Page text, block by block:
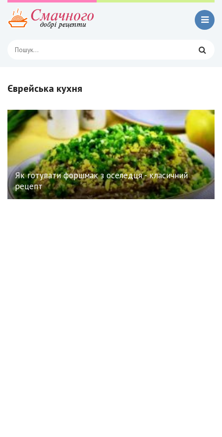
Єврейська кухня
Як готувати форшмак з оселедця - класичний
рецепт